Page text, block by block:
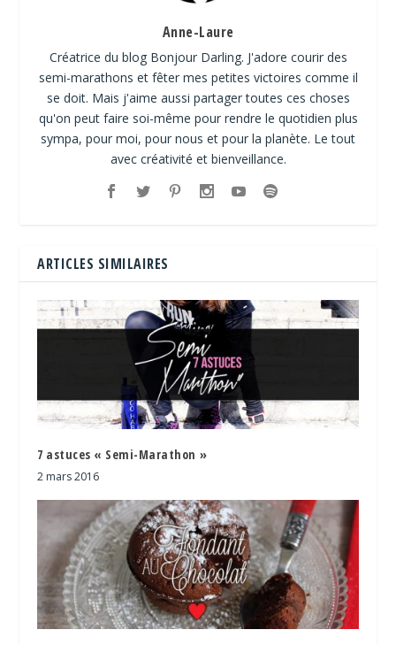
Anne-Laure
Créatrice du blog Bonjour Darling. J'adore courir des
semi-marathons et fêter mes petites victoires comme il
se doit. Mais j'aime aussi partager toutes ces choses
qu'on peut faire soi-même pour rendre le quotidien plus
sympa, pour moi, pour nous et pour la planète. Le tout
avec créativité et bienveillance.
ARTICLES SIMILAIRES
7 astuces « Semi-Marathon »
2 mars 2016